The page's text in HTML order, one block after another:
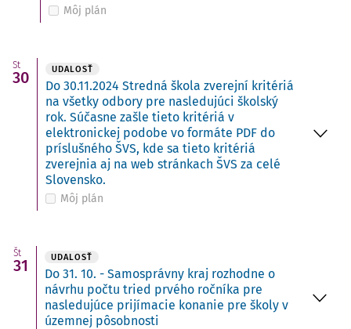
Môj plán
St
30 UDALOSŤ
Do 30.11.2024 Stredná škola zverejní kritériá
na všetky odbory pre nasledujúci školský
rok. Súčasne zašle tieto kritériá v
elektronickej podobe vo formáte PDF do
príslušného ŠVS, kde sa tieto kritériá
zverejnia aj na web stránkach ŠVS za celé
Slovensko.
Môj plán
Št
31 UDALOSŤ
Do 31. 10. - Samosprávny kraj rozhodne o
návrhu počtu tried prvého ročníka pre
nasledujúce prijímacie konanie pre školy v
územnej pôsobnosti